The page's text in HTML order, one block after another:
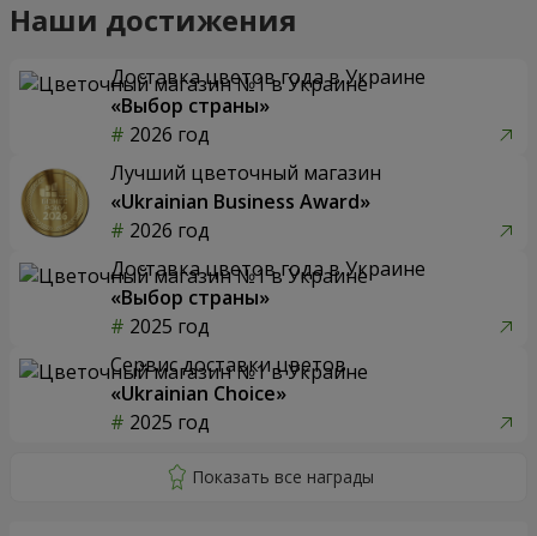
Наши достижения
Доставка цветов года в Украине
«Выбор страны»
2026 год
Лучший цветочный магазин
«Ukrainian Business Award»
2026 год
Доставка цветов года в Украине
«Выбор страны»
2025 год
Сервис доставки цветов
«Ukrainian Choice»
2025 год